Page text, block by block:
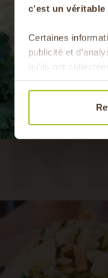
c'est un
Certaines
publicité et
qu'ils ont
A